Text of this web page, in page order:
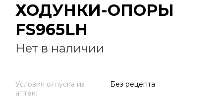
ХОДУНКИ-ОПОРЫ
FS965LH
Нет в наличии
Условия отпуска из
аптек:
Без рецепта